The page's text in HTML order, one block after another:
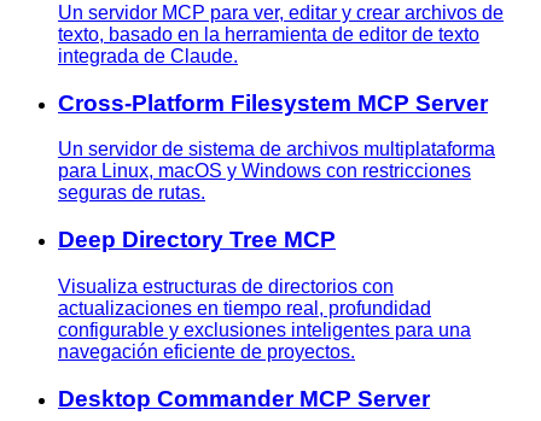
Un servidor MCP para ver, editar y crear archivos de
texto, basado en la herramienta de editor de texto
integrada de Claude.
Cross-Platform Filesystem MCP Server
Un servidor de sistema de archivos multiplataforma
para Linux, macOS y Windows con restricciones
seguras de rutas.
Deep Directory Tree MCP
Visualiza estructuras de directorios con
actualizaciones en tiempo real, profundidad
configurable y exclusiones inteligentes para una
navegación eficiente de proyectos.
Desktop Commander MCP Server